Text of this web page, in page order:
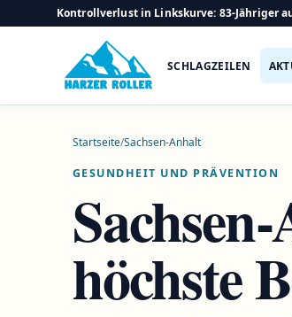
Kontrollverlust in Linkskurve: 83-Jähriger
SCHLAGZEILEN
Startseite/Sachsen-Anhalt
GESUNDHEIT UND PRÄVENTION
höchste